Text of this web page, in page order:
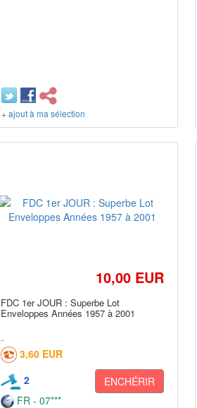
+ ajout à ma sélection
10,00 EUR
FDC 1er JOUR : Superbe Lot
Enveloppes Années 1957 à 2001
3,60 EUR
2
ENCHÉRIR
FR - 07***